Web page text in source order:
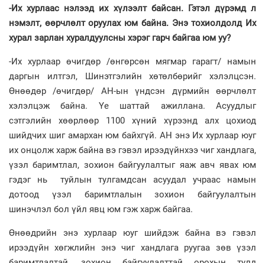
-Их хурлаас нэлээд их хүлээлт байсан. Гэтэл дүрэмд л
нэмэлт, өөрчлөлт оруулах юм байна. Энэ тохиолдолд Их
хурал зарлан хуралдуулсны хэрэг гарч байгаа юм уу?
-Их хурлаар өчигдөр /өн­гөрсөн мягмар гарагт/ намын
даргын илтгэл, Шинэтгэлийн хөтөлбөрийг хэлэлцсэн.
Өнөөдөр /өчигдөр/ АН-ын үндсэн дүрмийн өөрчлөлт
хэлэлцэж байна. Үе шаттай ажиллана. Асуудлыг
сэтгэлийн хөөрлөөр 1100 хүний хүрээнд алх цохиод
шийдчих шиг амархан юм байхгүй. АН энэ Их хурлаар юуг
их онцолж харж байна вэ гэвэл ирээдүйнхээ чиг хандлага,
үзэл баримтлал, зохион байгуулалтыг яаж авч явах юм
гэдэг нь туйлын тулгамдсан асуудал учраас намын
дотоод үзэл баримтлалын зохион байгуулалтын
шинэчлэл бол үйл явц юм гэж харж байгаа.
Өнөөдрийн энэ хурлаар юуг шийдэж байна вэ гэвэл
ирээдүйн хөгжлийн энэ чиг хандлага руугаа зөв үзэл